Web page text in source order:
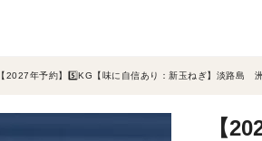
【2027年予約】5️⃣KG【味に自信あり：新玉ねぎ】淡路島
【